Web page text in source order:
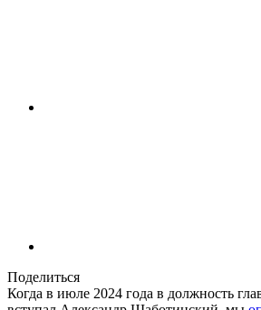
Поделиться
Когда в июле 2024 года в должность